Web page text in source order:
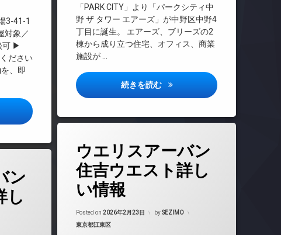
「PARK CITY」より「パークシティ中
野 ザ タワー エアーズ」が中野区中野4
丁目に誕生。 エアーズ、ブリーズの2
棟から成り立つ住宅、オフィス、商業
施設が …
続きを読む パークシティ中野ザタワーエ
コンシェルジュ
タワーマンション
デザイナーズ
パーティールーム
フィットネス
ラウンジ
各階ゴミ置き場
宅配ボックス
敷地内ゴミ置き場
3-41-1
象／
可 ▶
ださい
、即
ンプログレ高田馬場ノース詳しい情報
ウエリスアーバン
住吉ウエスト詳し
い情報
Posted on 2026年2月23日 bySEZIMO
カテゴリー:
東京都江東区
24時間管理
CATV
REIT系ブランドマンション
ン
し